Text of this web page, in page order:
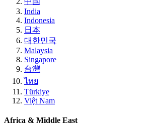
India
Indonesia
日本
대한민국
Malaysia
Singapore
台灣
ไทย
Türkiye
Việt Nam
Africa & Middle East